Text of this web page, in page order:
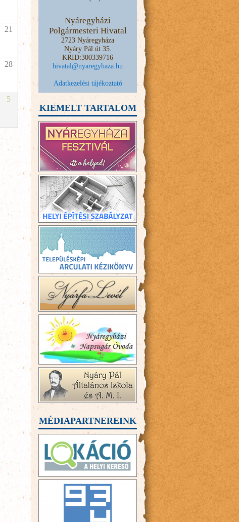
21
28
5
Nyáregyházi
Polgármesteri Hivatal
2723 Nyáregyháza
Nyáry Pál út 35.
KRID:300339716
hivatal@nyaregyhaza.hu
Adatkezelési tájékoztató
KIEMELT TARTALOM
MÉDIAPARTNEREINK